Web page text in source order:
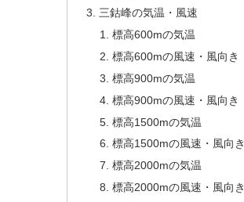
三鈷峰の気温・風速
標高600mの気温
標高600mの風速・風向き
標高900mの気温
標高900mの風速・風向き
標高1500mの気温
標高1500mの風速・風向き
標高2000mの気温
標高2000mの風速・風向き